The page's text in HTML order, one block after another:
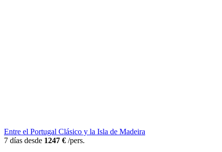
Entre el Portugal Clásico y la Isla de Madeira
7 días desde 1247 € /pers.